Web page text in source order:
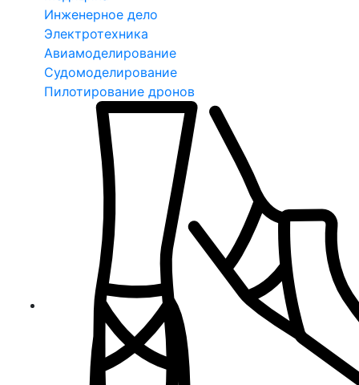
Инженерное дело
Электротехника
Авиамоделирование
Судомоделирование
Пилотирование дронов